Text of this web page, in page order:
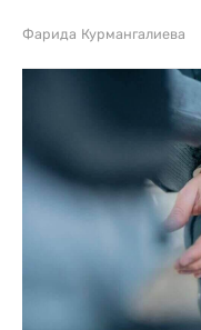
Фарида Курмангалиева